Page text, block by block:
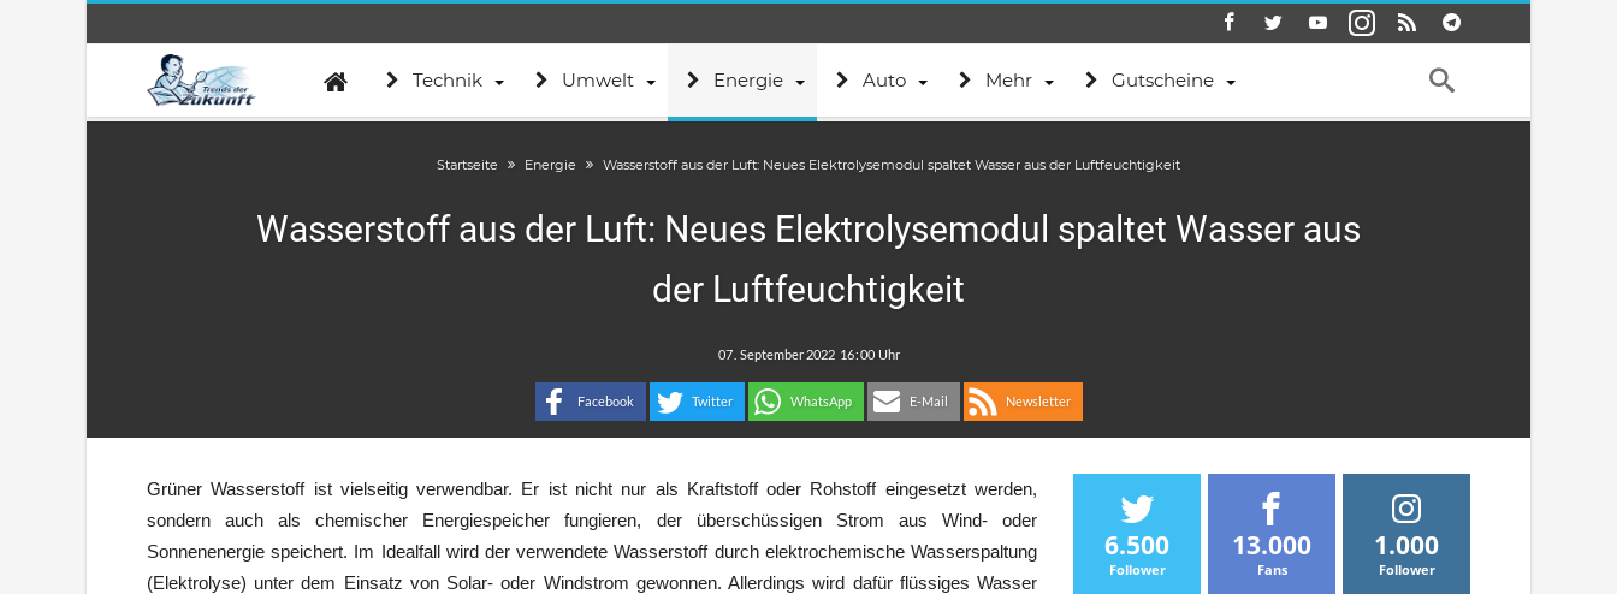
Technik Umwelt Energie Auto Mehr Gutscheine
Startseite Energie Wasserstoff aus der Luft: Neues Elektrolysemodul spaltet Wasser aus der Luftfeuchtigkeit
Wasserstoff aus der Luft: Neues Elektrolysemodul spaltet Wasser aus
der Luftfeuchtigkeit
:
Facebook Twitter WhatsApp E-Mail Newsletter
Grüner Wasserstoff ist vielseitig verwendbar. Er ist nicht nur als Kraftstoff oder Rohstoff eingesetzt werden,
sondern auch als chemischer Energiespeicher fungieren, der überschüssigen Strom aus Wind- oder
Sonnenenergie speichert. Im Idealfall wird der verwendete Wasserstoff durch elektrochemische Wasserspaltung
(Elektrolyse) unter dem Einsatz von Solar- oder Windstrom gewonnen. Allerdings wird dafür flüssiges Wasser
6.500
Follower
13.000
Fans
1.000
Follower